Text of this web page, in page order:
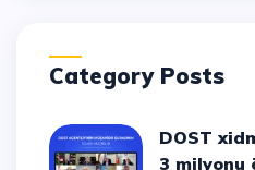
Category Posts
DOST xidmətlərinə müraciətlər
3 milyonu